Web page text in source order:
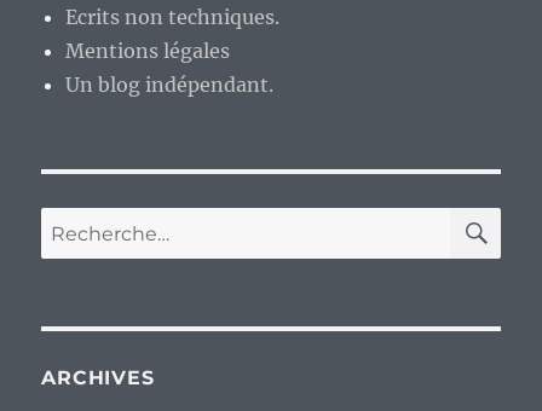
Ecrits non techniques.
Mentions légales
Un blog indépendant.
Recherche
pour :
ARCHIVES